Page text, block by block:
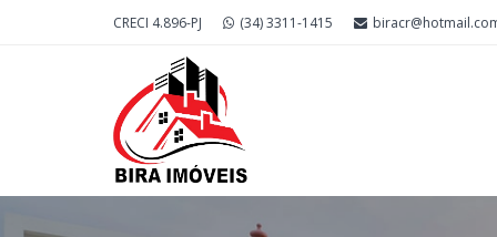
CRECI 4.896-PJ (34) 3311-1415